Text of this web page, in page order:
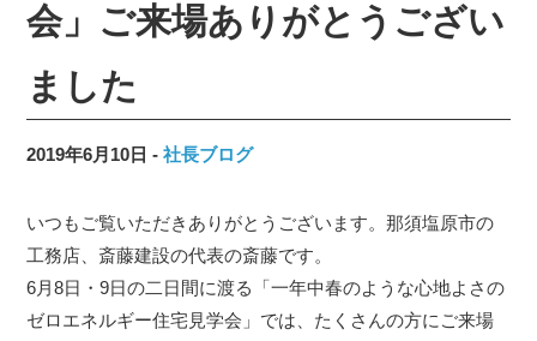
会」ご来場ありがとうござい
ました
2019年6月10日 社長ブログ
いつもご覧いただきありがとうございます。那須塩原市の
工務店、斎藤建設の代表の斎藤です。
6月8日・9日の二日間に渡る「一年中春のような心地よさの
ゼロエネルギー住宅見学会」では、たくさんの方にご来場